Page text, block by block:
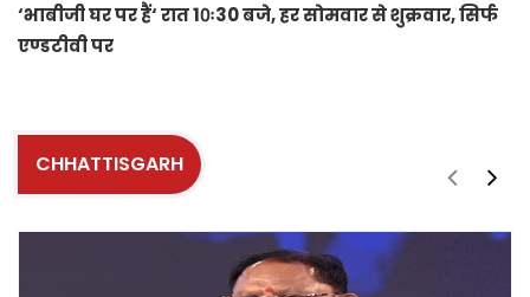
‘भाबीजी घर पर हैं‘ रात 10ः30 बजे, हर सोमवार से शुक्रवार, सिर्फ
एण्डटीवी पर
CHHATTISGARH